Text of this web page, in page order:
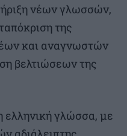
νέων γλωσσών,
της
και αναγνωστών
βελτιώσεων της
ελληνική γλώσσα, με